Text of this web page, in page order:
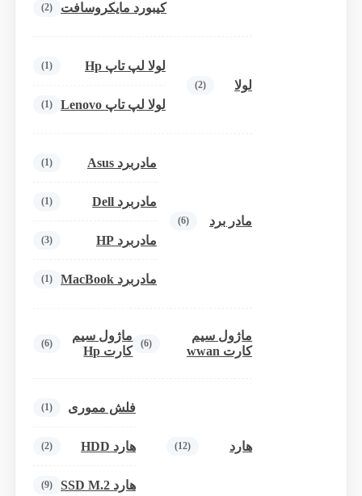
کیبورد مایکروسافت (2)
لولا (2)
لولا لپ تاپ Hp (1)
لولا لپ تاپ Lenovo (1)
مادر برد (6)
مادربرد Asus (1)
مادربرد Dell (1)
مادربرد HP (3)
مادربرد MacBook (1)
ماژول سیم
کارت wwan
(6)
ماژول سیم
کارت Hp
(6)
هارد (12)
فلش مموری (1)
هارد HDD (2)
هارد SSD M.2 (9)